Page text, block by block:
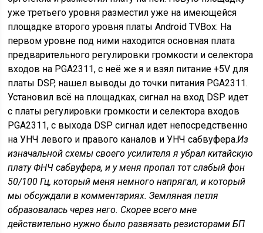
уже третьего уровня разместил уже на имеющейся
площадке второго уровня платы Android TVBox: На
первом уровне под ними находится основная плата
предварительного регулировки громкости и селектора
входов на PGA2311, с неё же я и взял питание +5V для
платы DSP, нашел выводы до точки питания PGA2311.
Установил всё на площадках, сигнал на вход DSP идет
с платы регулировки громкости и селектора входов
PGA2311, с выхода DSP сигнал идет непосредственно
на УНЧ левого и правого каналов и УНЧ сабвуфера.Из
изначальной схемы своего усилителя я убрал китайскую
плату ФНЧ сабвуфера, и у меня пропал тот слабый фон
50/100 Гц, который меня немного напрягал, и который
мы обсуждали в комментариях. Земляная петля
образовалась через него. Скорее всего мне
действительно нужно было развязать резисторами БП